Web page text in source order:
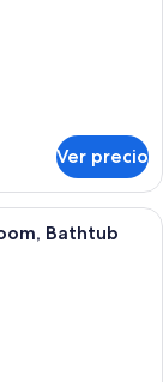
Ver precio
top, escritorio y
Bathtub